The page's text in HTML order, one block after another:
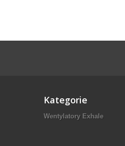
Kategorie
Wentylatory Exhale